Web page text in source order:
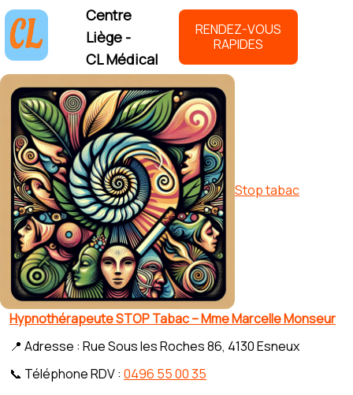
Centre
Liège -
CL Médical
RENDEZ-VOUS
RAPIDES
Stop tabac
Hypnothérapeute STOP Tabac – Mme Marcelle Monseur
📍 Adresse : Rue Sous les Roches 86, 4130 Esneux
📞 Téléphone RDV : 0496 55 00 35